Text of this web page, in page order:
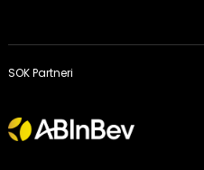
SOK Partneri